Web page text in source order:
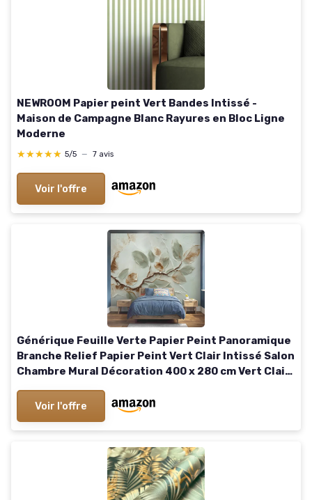
NEWROOM Papier peint Vert Bandes Intissé -
Maison de Campagne Blanc Rayures en Bloc Ligne
Moderne
★★★★★
★★★★★ 5/5 — 7 avis
Voir l'offre
Générique Feuille Verte Papier Peint Panoramique
Branche Relief Papier Peint Vert Clair Intissé Salon
Chambre Mural Décoration 400 x 280 cm Vert Clair
Voir l'offre